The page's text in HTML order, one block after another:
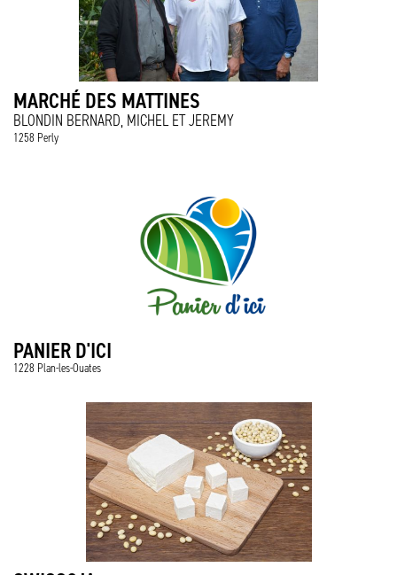
MARCHÉ DES MATTINES
BLONDIN BERNARD, MICHEL ET JEREMY
1258 Perly
PANIER D'ICI
1228 Plan-les-Ouates